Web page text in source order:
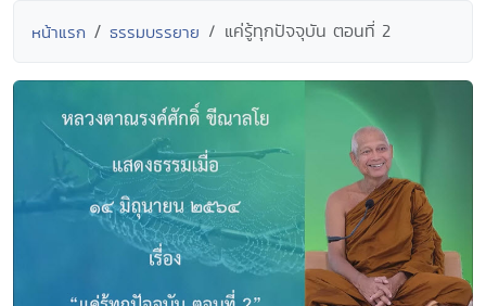
หน้าแรก ธรรมบรรยาย แค่รู้ทุกปัจจุบัน ตอนที่ 2